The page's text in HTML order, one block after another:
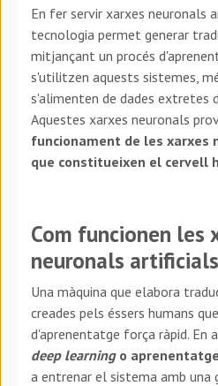
En fer servir xarxes neuronals
tecnologia permet generar
mitjançant un procés
s'utilitzen aquests sistemes,
s'alimenten de dades extretes
Aquestes xarxes neuronals
funcionament de les xarxes
que constitueixen el cervell
Com funcionen les
neuronals
Una màquina que elabora
creades pels éssers humans
d'aprenentatge força ràpid. En
deep learningo
a entrenar el sistema amb una